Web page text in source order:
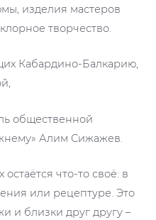
изделия мастеров
творчество.
Кабардино-Балкарию,
общественной
Алим Сижажев.
что-то своё: в
или рецептуре. Это
и близки друг другу –